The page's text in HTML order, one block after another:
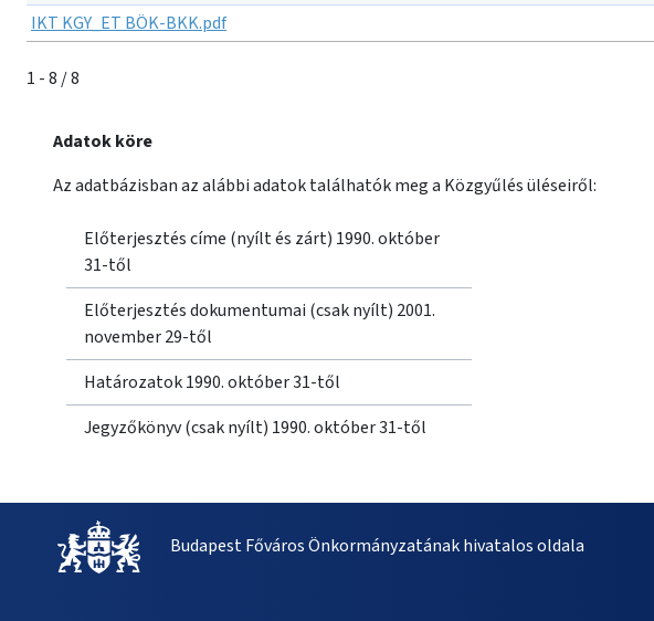
IKT KGY_ET BÖK-BKK.pdf
1 - 8 / 8
Adatok köre
Az adatbázisban az alábbi adatok találhatók meg a Közgyűlés üléseiről:
Előterjesztés címe (nyílt és zárt) 1990. október
31-től
Előterjesztés dokumentumai (csak nyílt) 2001.
november 29-től
Határozatok 1990. október 31-től
Jegyzőkönyv (csak nyílt) 1990. október 31-től
Budapest Főváros Önkormányzatának hivatalos oldala